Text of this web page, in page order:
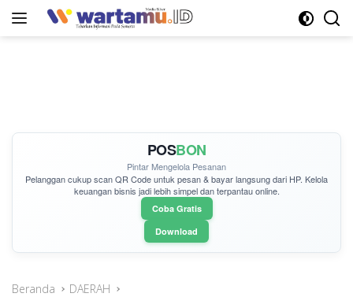
POSBON
Pintar Mengelola Pesanan
Pelanggan cukupscan QR Codeuntuk pesan & bayar langsung dari HP. Kelola
keuangan bisnis jadi lebih simpel dan terpantau online.
Coba Gratis
Download
Beranda DAERAH